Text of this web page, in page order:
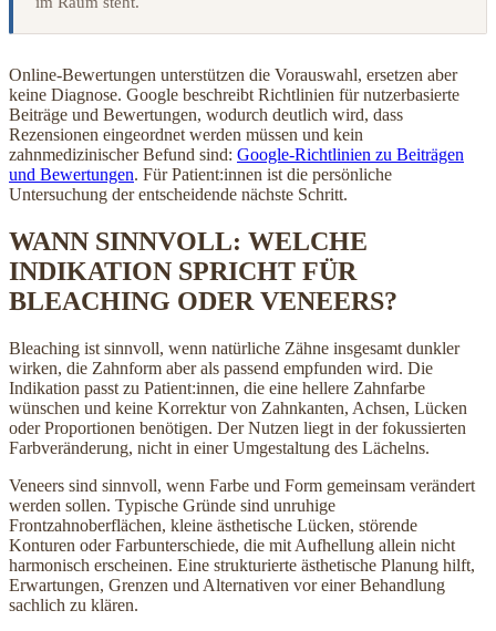
Online-Bewertungen unterstützen die Vorauswahl, ersetzen aber
keine Diagnose. Google beschreibt Richtlinien für nutzerbasierte
Beiträge und Bewertungen, wodurch deutlich wird, dass
Rezensionen eingeordnet werden müssen und kein
zahnmedizinischer Befund sind: Google-Richtlinien zu Beiträgen
und Bewertungen. Für Patient:innen ist die persönliche
Untersuchung der entscheidende nächste Schritt.
WANN SINNVOLL: WELCHE
INDIKATION SPRICHT FÜR
BLEACHING ODER VENEERS?
Bleaching ist sinnvoll, wenn natürliche Zähne insgesamt dunkler
wirken, die Zahnform aber als passend empfunden wird. Die
Indikation passt zu Patient:innen, die eine hellere Zahnfarbe
wünschen und keine Korrektur von Zahnkanten, Achsen, Lücken
oder Proportionen benötigen. Der Nutzen liegt in der fokussierten
Farbveränderung, nicht in einer Umgestaltung des Lächelns.
Veneers sind sinnvoll, wenn Farbe und Form gemeinsam verändert
werden sollen. Typische Gründe sind unruhige
Frontzahnoberflächen, kleine ästhetische Lücken, störende
Konturen oder Farbunterschiede, die mit Aufhellung allein nicht
harmonisch erscheinen. Eine strukturierte ästhetische Planung hilft,
Erwartungen, Grenzen und Alternativen vor einer Behandlung
sachlich zu klären.